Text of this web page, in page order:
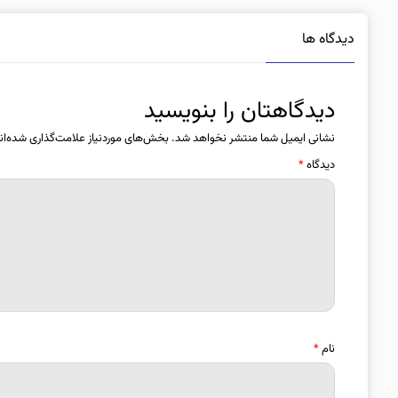
دیدگاه ها
دیدگاهتان را بنویسید
نشانی ایمیل شما منتشر نخواهد شد. بخش‌های موردنیاز علامت‌گذاری
دیدگاه*
نام*